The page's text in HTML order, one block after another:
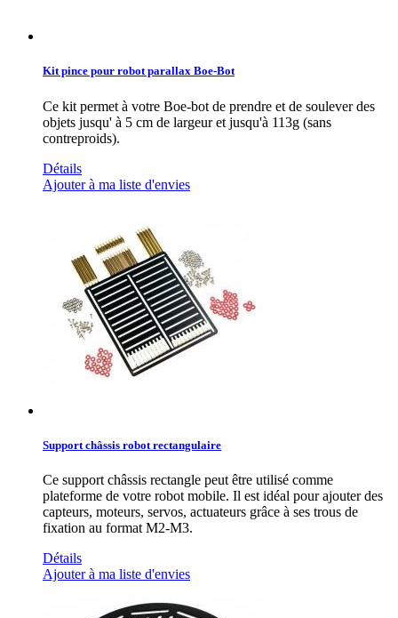
Kit pince pour robot parallax Boe-Bot
Ce kit permet à votre Boe-bot de prendre et de soulever des
objets jusqu' à 5 cm de largeur et jusqu'à 113g (sans
contreproids).
Détails
Ajouter à ma liste d'envies
Support châssis robot rectangulaire
Ce support châssis rectangle peut être utilisé comme
plateforme de votre robot mobile. Il est idéal pour ajouter des
capteurs, moteurs, servos, actuateurs grâce à ses trous de
fixation au format M2-M3.
Détails
Ajouter à ma liste d'envies